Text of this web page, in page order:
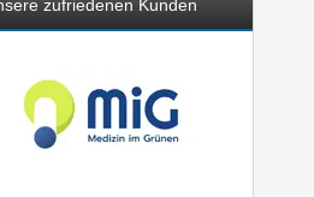
zufriedenen Kunden